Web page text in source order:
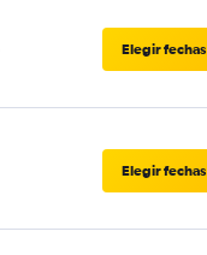
Elegir fechas
Elegir fechas